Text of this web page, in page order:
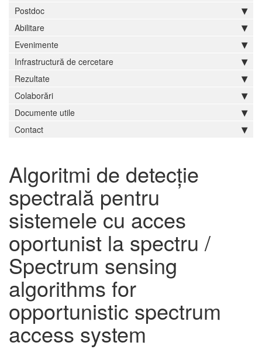
Postdoc
Abilitare
Evenimente
Infrastructură de cercetare
Rezultate
Colaborări
Documente utile
Contact
Algoritmi de detecție
spectrală pentru
sistemele cu acces
oportunist la spectru /
Spectrum sensing
algorithms for
opportunistic spectrum
access system